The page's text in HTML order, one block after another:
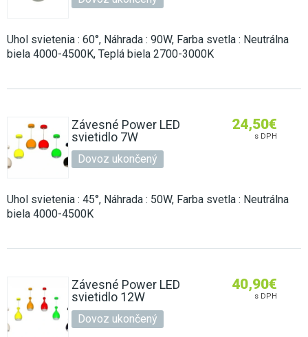
Uhol svietenia : 60°, Náhrada : 90W, Farba svetla : Neutrálna
biela 4000-4500K, Teplá biela 2700-3000K
Závesné Power LED
svietidlo 7W
Dovoz ukončený
24,50€
s DPH
Uhol svietenia : 45°, Náhrada : 50W, Farba svetla : Neutrálna
biela 4000-4500K
Závesné Power LED
svietidlo 12W
Dovoz ukončený
40,90€
s DPH